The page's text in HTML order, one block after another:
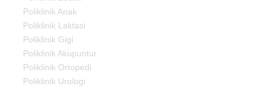
Poliklinik Anak
Poliklinik Laktasi
Poliklinik Gigi
Poliklinik Akupuntur
Poliklinik Ortopedi
Poliklinik Urologi